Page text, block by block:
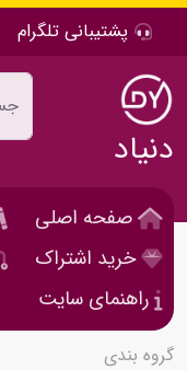
پشتیبانی تلگرام
دنیاد
صفحه اصلی
خرید اشتراک
راهنمای سایت
گروه بندی